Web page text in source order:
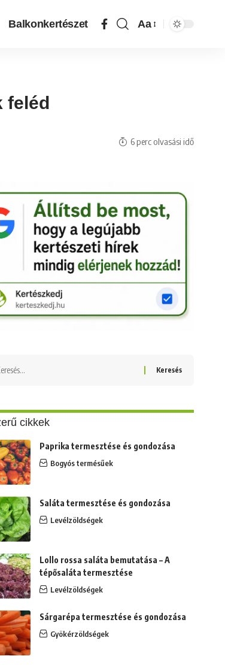
Balkonkertészet Aa
feléd
6 perc olvasási idő
cikkek
Paprika termesztése és gondozása
Bogyós termésűek
Saláta termesztése és gondozása
Levélzöldségek
Lollo rossa saláta bemutatása – A
tépősaláta termesztése
Levélzöldségek
Sárgarépa termesztése és gondozása
Gyökérzöldségek